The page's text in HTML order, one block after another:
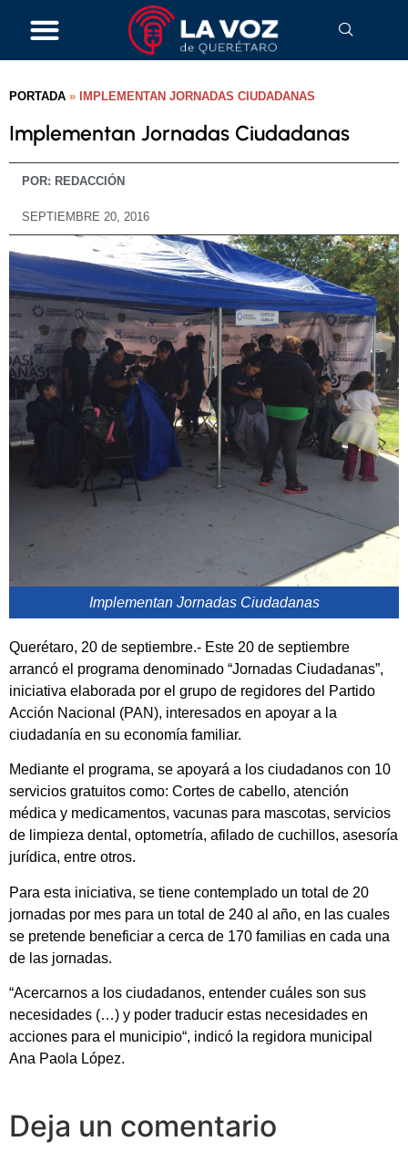
PORTADA » IMPLEMENTAN JORNADAS CIUDADANAS
Implementan Jornadas Ciudadanas
POR: REDACCIÓN
SEPTIEMBRE 20, 2016
Implementan Jornadas Ciudadanas
Querétaro, 20 de septiembre.- Este 20 de septiembre
arrancó el programa denominado “Jornadas Ciudadanas”,
iniciativa elaborada por el grupo de regidores del Partido
Acción Nacional (PAN), interesados en apoyar a la
ciudadanía en su economía familiar.
Mediante el programa, se apoyará a los ciudadanos con 10
servicios gratuitos como: Cortes de cabello, atención
médica y medicamentos, vacunas para mascotas, servicios
de limpieza dental, optometría, afilado de cuchillos, asesoría
jurídica, entre otros.
Para esta iniciativa, se tiene contemplado un total de 20
jornadas por mes para un total de 240 al año, en las cuales
se pretende beneficiar a cerca de 170 familias en cada una
de las jornadas.
“Acercarnos a los ciudadanos, entender cuáles son sus
necesidades (…) y poder traducir estas necesidades en
acciones para el municipio“, indicó la regidora municipal
Ana Paola López.
Deja un comentario